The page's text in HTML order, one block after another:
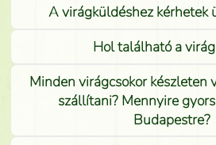
A virágküldéshez kérhetek
Hol található a
Minden virágcsokor készleten
szállítani? Mennyire
Budapestre?